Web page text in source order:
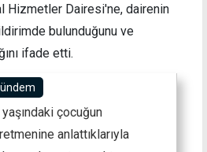
Hizmetler Dairesi'ne, dairenin
bulunduğunu ve
ifade etti.
çocuğun
anlattıklarıyla